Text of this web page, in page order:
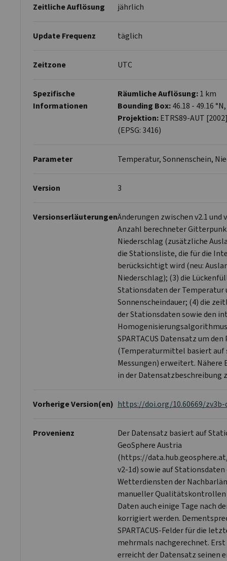
Zeitliche Auflösung jährlich
Update Frequenz täglich
Zeitzone UTC
Spezifische
Informationen
Räumliche Auflösung:1 km
Bounding Box:46.18 - 49.16
Projektion:ETRS89-AUT
(EPSG: 3416)
Parameter Temperatur, Sonnenschein,
Version 3
VersionserläuterungenÄnderungen zwischen v2.1 und
Anzahl berechneter
Niederschlag (zusätzliche
die Stationsliste, die für die
berücksichtigt wird (neu:
Niederschlag); (3) die
Stationsdaten der Temperatur
Sonnenscheindauer; (4) die
der Stationsdaten sowie den
SPARTACUS Datensatz um
(Temperaturmittel basiert auf
Messungen) erweitert. Nähere
in der Datensatzbeschreibung
Vorherige Version(en) https://doi.org/10.60669/zv3b-
Provenienz
Der Datensatz basiert auf
GeoSphere Austria
(https://
v2-1d) sowie auf Stationsdaten
Wetterdiensten der
manueller Qualitätskontrollen
Daten auch einige Tage nach
korrigiert werden.
SPARTACUS-Felder für die
mehrmals nachgerechnet. Erst
erreicht der Datensatz seinen